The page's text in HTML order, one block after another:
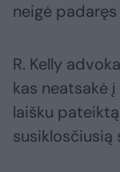
neigė
R. Kelly
kas neatsakė
laišku
susiklosčiusią